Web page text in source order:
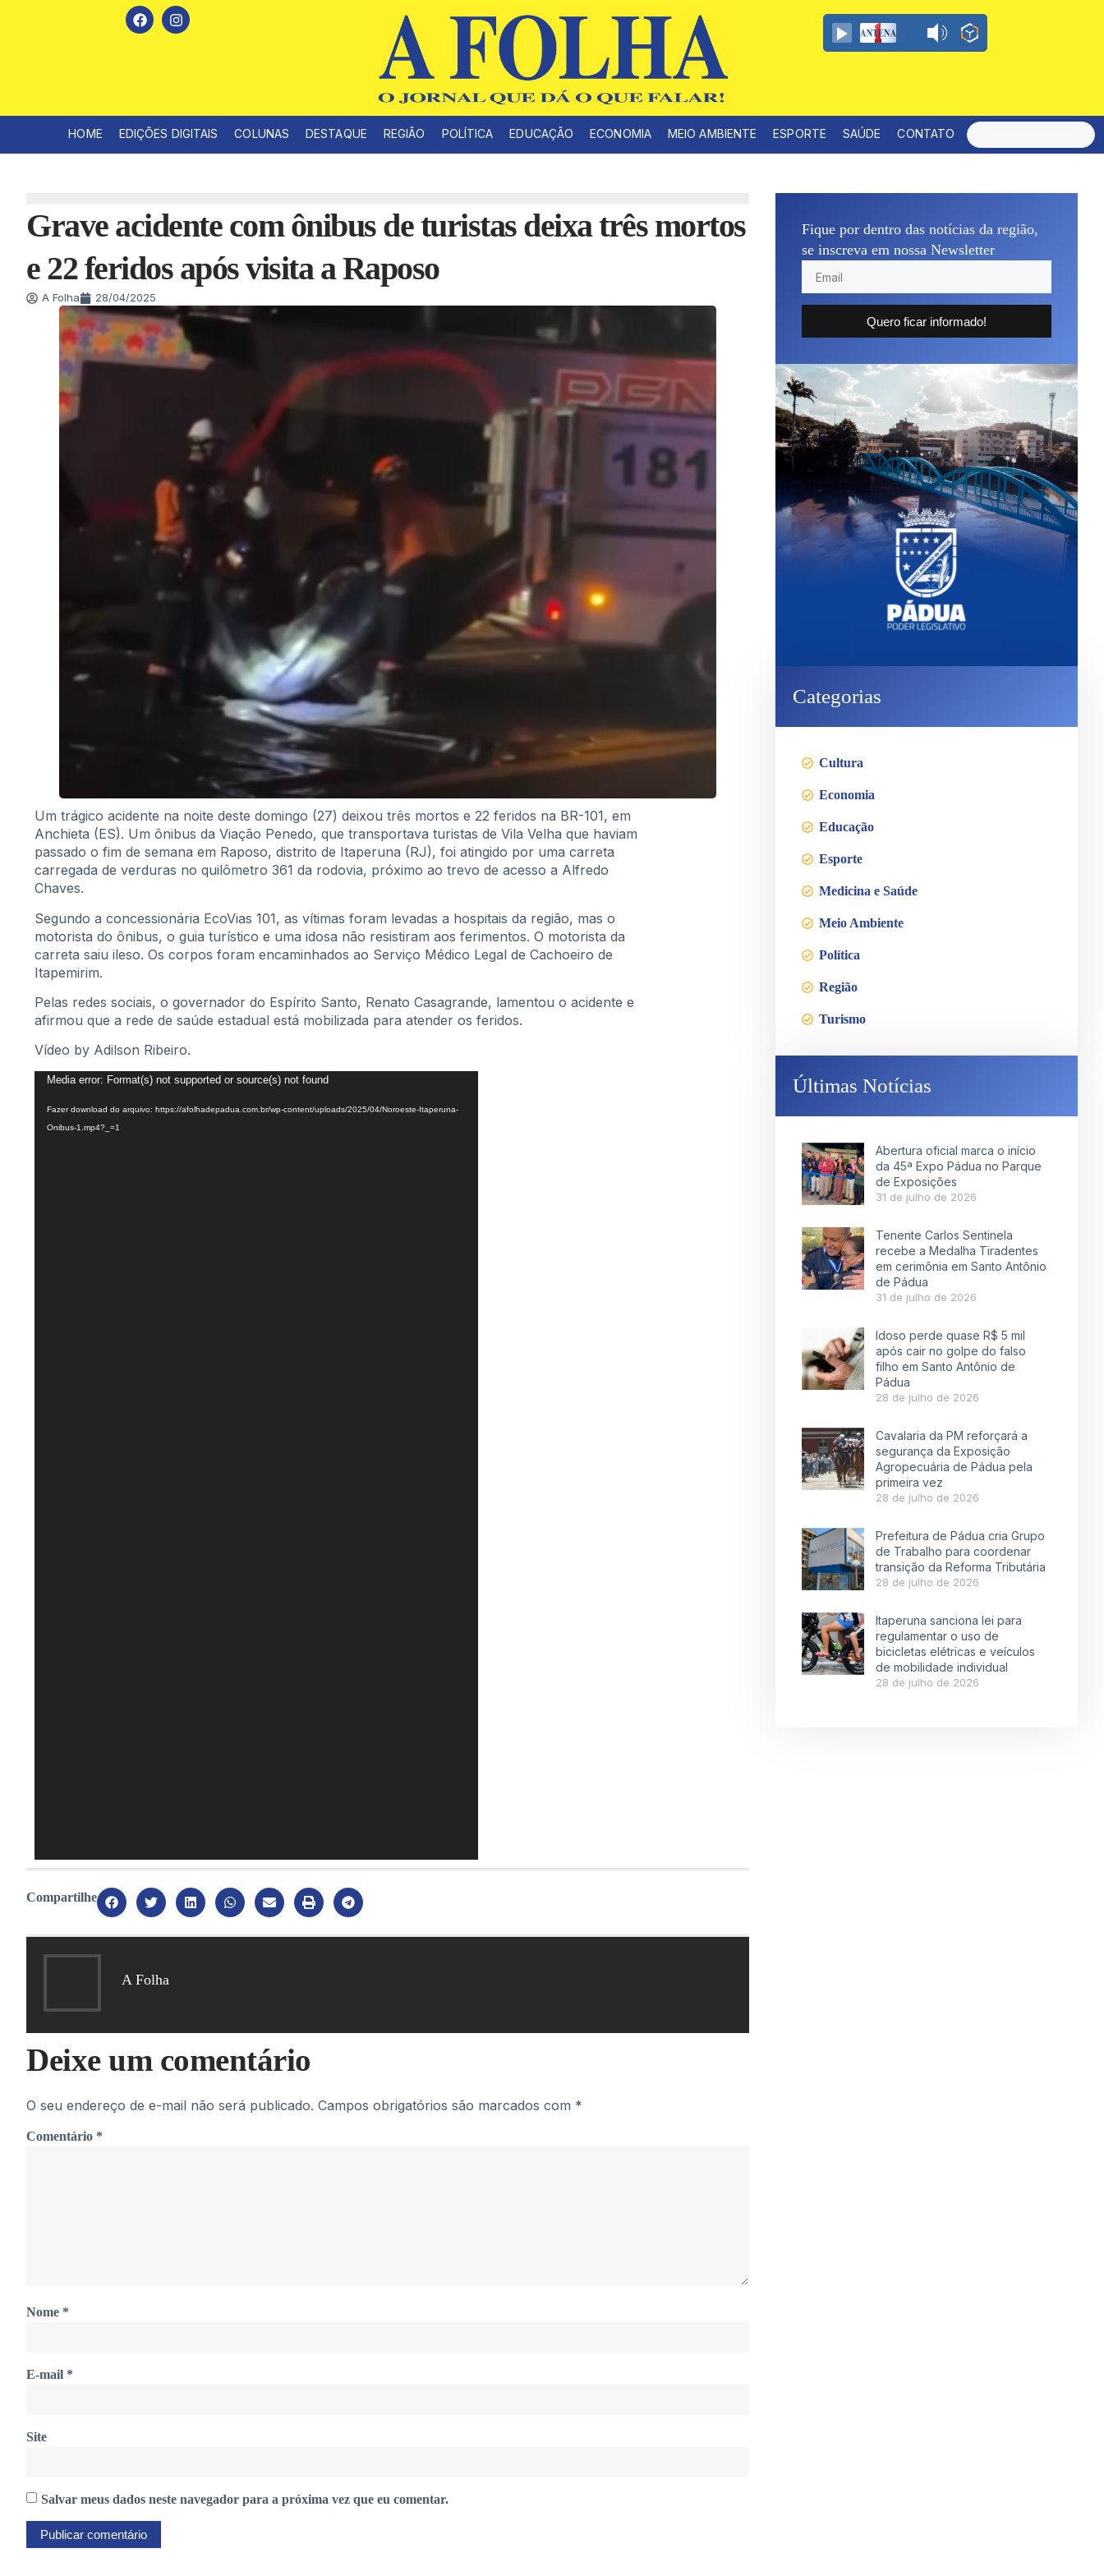
HOME EDIÇÕES DIGITAIS COLUNAS DESTAQUE REGIÃO POLÍTICA EDUCAÇÃO ECONOMIA MEIO AMBIENTE ESPORTE SAÚDE CONTATO
Grave acidente com ônibus de turistas deixa três mortos
e 22 feridos após visita a Raposo
A Folha 28/04/2025
Um trágico acidente na noite deste domingo (27) deixou três mortos e 22 feridos na BR-101, em
Anchieta (ES). Um ônibus da Viação Penedo, que transportava turistas de Vila Velha que haviam
passado o fim de semana em Raposo, distrito de Itaperuna (RJ), foi atingido por uma carreta
carregada de verduras no quilômetro 361 da rodovia, próximo ao trevo de acesso a Alfredo
Chaves.
Segundo a concessionária EcoVias 101, as vítimas foram levadas a hospitais da região, mas o
motorista do ônibus, o guia turístico e uma idosa não resistiram aos ferimentos. O motorista da
carreta saiu ileso. Os corpos foram encaminhados ao Serviço Médico Legal de Cachoeiro de
Itapemirim.
Pelas redes sociais, o governador do Espírito Santo, Renato Casagrande, lamentou o acidente e
afirmou que a rede de saúde estadual está mobilizada para atender os feridos.
Vídeo by Adilson Ribeiro.
Tocador
vídeo
Media error: Format(s) not supported or source(s) not found
Fazer download do arquivo: https://afolhadepadua.com.br/wp-content/uploads/2025/04/Noroeste-Itaperuna-
Onibus-1.mp4?_=1
Compartilhe
A Folha
Deixe um comentário
O seu endereço de e-mail não será publicado. Campos obrigatórios são marcados com *
Comentário *
Nome *
E-mail *
Site
Salvar meus dados neste navegador para a próxima vez que eu comentar.
Fique por dentro das notícias da região,
se inscreva em nossa Newsletter
Quero ficar informado!
Categorias
Cultura
Economia
Educação
Esporte
Medicina e Saúde
Meio Ambiente
Política
Região
Turismo
Últimas Notícias
Abertura oficial marca o início
da 45ª Expo Pádua no Parque
de Exposições
31 de julho de 2026
Tenente Carlos Sentinela
recebe a Medalha Tiradentes
em cerimônia em Santo Antônio
de Pádua
31 de julho de 2026
Idoso perde quase R$ 5 mil
após cair no golpe do falso
filho em Santo Antônio de
Pádua
28 de julho de 2026
Cavalaria da PM reforçará a
segurança da Exposição
Agropecuária de Pádua pela
primeira vez
28 de julho de 2026
Prefeitura de Pádua cria Grupo
de Trabalho para coordenar
transição da Reforma Tributária
28 de julho de 2026
Itaperuna sanciona lei para
regulamentar o uso de
bicicletas elétricas e veículos
de mobilidade individual
28 de julho de 2026